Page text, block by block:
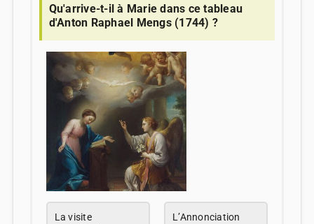
Qu'arrive-t-il à Marie dans ce tableau
d'Anton Raphael Mengs (1744) ?
La visite
L’Annonciation